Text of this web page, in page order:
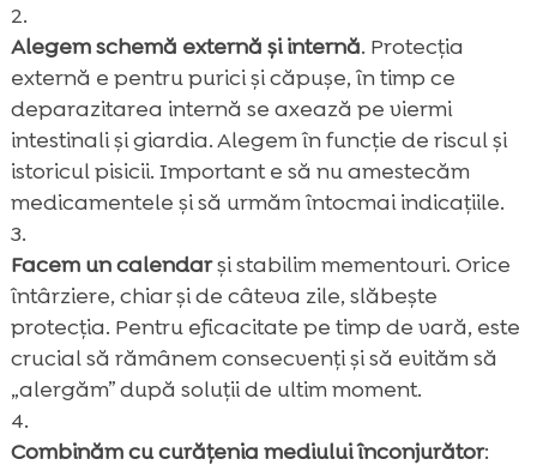
Alegem schemă externă și internă. Protecția
externă e pentru purici și căpușe, în timp ce
deparazitarea internă se axează pe viermi
intestinali și giardia. Alegem în funcție de riscul și
istoricul pisicii. Important e să nu amestecăm
medicamentele și să urmăm întocmai indicațiile.
Facem un calendarși stabilim mementouri. Orice
întârziere, chiar și de câteva zile, slăbește
protecția. Pentru eficacitate pe timp de vară, este
crucial să rămânem consecvenți și să evităm să
„alergăm” după soluții de ultim moment.
Combinăm cu curățenia mediului înconjurător: